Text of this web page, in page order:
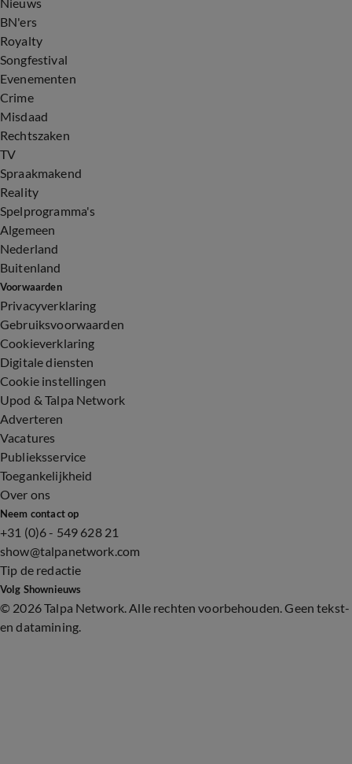
BN'ers
Royalty
Songfestival
Evenementen
Crime
Misdaad
Rechtszaken
TV
Spraakmakend
Reality
Spelprogramma's
Algemeen
Nederland
Buitenland
Voorwaarden
Privacyverklaring
Gebruiksvoorwaarden
Cookieverklaring
Digitale diensten
Cookie instellingen
Upod & Talpa Network
Adverteren
Vacatures
Publieksservice
Toegankelijkheid
Over ons
Neem contact op
+31 (0)6 - 549 628 21
show@talpanetwork.com
Tip de redactie
Volg Shownieuws
© 2026 Talpa Network. Alle rechten voorbehouden. Geen tekst-
en datamining.